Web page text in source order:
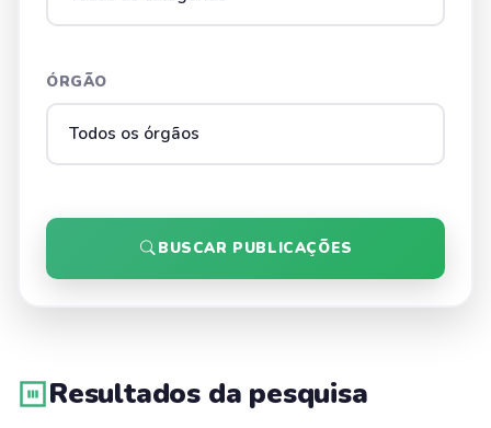
ÓRGÃO
BUSCAR PUBLICAÇÕES
Resultados da pesquisa